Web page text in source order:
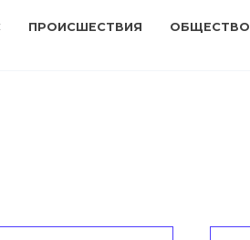
ПРОИСШЕСТВИЯ ОБЩЕСТВО